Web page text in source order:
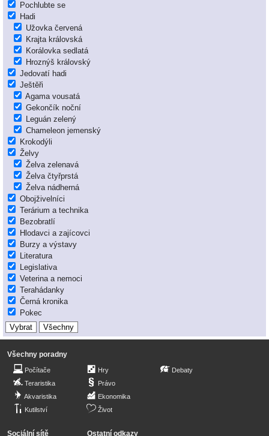
Pochlubte se
Hadi
Užovka červená
Krajta královská
Korálovka sedlatá
Hroznýš královský
Jedovatí hadi
Ještěři
Agama vousatá
Gekončík noční
Leguán zelený
Chameleon jemenský
Krokodýli
Želvy
Želva zelenavá
Želva čtyřprstá
Želva nádherná
Obojživelníci
Terárium a technika
Bezobratlí
Hlodavci a zajícovci
Burzy a výstavy
Literatura
Legislativa
Veterina a nemoci
Terahádanky
Černá kronika
Pokec
Všechny poradny
Počítače
Teraristika
Akvaristika
Kutilství
Hry
Právo
Ekonomika
Život
Debaty
Sociální sítě Ostatní odkazy